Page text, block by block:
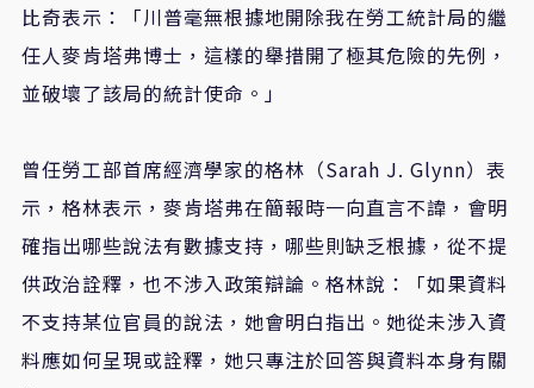
比奇表示：「川普毫無根據地開除我在勞工統計局的繼
任人麥肯塔弗博士，這樣的舉措開了極其危險的先例，
並破壞了該局的統計使命。」
曾任勞工部首席經濟學家的格林（Sarah J. Glynn）表
示，格林表示，麥肯塔弗在簡報時一向直言不諱，會明
確指出哪些說法有數據支持，哪些則缺乏根據，從不提
供政治詮釋，也不涉入政策辯論。格林說：「如果資料
不支持某位官員的說法，她會明白指出。她從未涉入資
料應如何呈現或詮釋，她只專注於回答與資料本身有關